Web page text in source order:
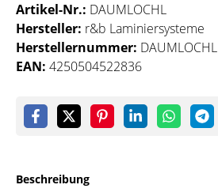
Artikel-Nr.: DAUMLOCHL
Hersteller: r&b Laminiersysteme
Herstellernummer: DAUMLOCHL
EAN: 4250504522836
Beschreibung